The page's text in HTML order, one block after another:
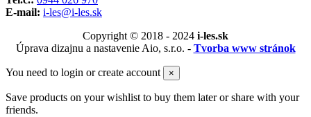
E-mail: i-les@i-les.sk
Copyright © 2018 - 2024 i-les.sk
Úprava dizajnu a nastavenie Aio, s.r.o. - Tvorba www stránok
You need to login or create account ×
Save products on your wishlist to buy them later or share with your
friends.